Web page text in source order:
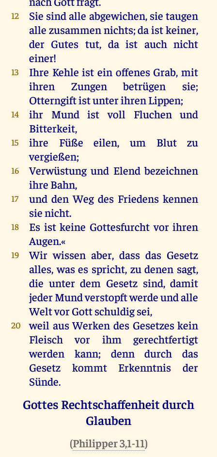
12 Sie sindalle abgewichen, sie taugen
alle zusammennichts;daistkeiner,
der Gutes tut, da ist auch nicht
einer!
13 Ihre Kehleist ein offenes Grab,mit
ihren
Zungenbetrügen sie;
OtterngiftistunterihrenLippen;
14 ihr Mund ist voll Fluchen und
Bitterkeit,
15 ihre Füße eilen, um Blut
zu
vergießen;
16 Verwüstung und Elendbezeichnen
ihre Bahn,
17 und den Weg des Friedens kennen
sienicht.
18 Es ist keine Gottesfurcht vor ihren
Augen.«
19 Wir wissen aber, dassdas Gesetz
alles,was es spricht, zu denen sagt,
die unter dem Gesetz sind,damit
jederMundverstopftwerdeundalle
WeltvorGottschuldigsei,
20 weil aus Werken des Gesetzes kein
Fleisch
vor ihm
gerechtfertigt
werden
kann; denn durch
das
Gesetz
kommt Erkenntnis
der
Sünde.
Gottes Rechtschaffenheit durch
Glauben
(Philipper 3,1-11)